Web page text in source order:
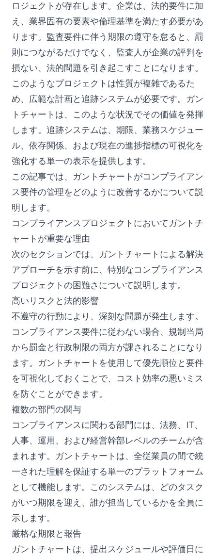
ロジェクトが存在します。企業は、法的要件に加
え、業界固有の要素や倫理基準を満たす必要があ
ります。監査要件に伴う期限の遵守を怠ると、罰
則につながるだけでなく、監査人が企業の評判を
損ない、法的問題を引き起こすことになります。
このようなプロジェクトは性質が複雑であるた
め、広範な計画と追跡システムが必要です。ガン
トチャートは、このような状況でその価値を発揮
します。追跡システムは、期限、業務スケジュー
ル、依存関係、および現在の進捗指標の可視化を
強化する単一の表示を提供します。
この記事では、ガントチャートがコンプライアン
ス要件の管理をどのように改善するかについて説
明します。
コンプライアンスプロジェクトにおいてガントチ
ャートが重要な理由
次のセクションでは、ガントチャートによる解決
アプローチを示す前に、特別なコンプライアンス
プロジェクトの困難さについて説明します。
高いリスクと法的影響
不遵守の行動により、深刻な問題が発生します。
コンプライアンス要件に従わない場合、規制当局
から罰金と行政制限の両方が課されることになり
ます。ガントチャートを使用して優先順位と要件
を可視化しておくことで、コスト効率の悪いミス
を防ぐことができます。
複数の部門の関与
コンプライアンスに関わる部門には、法務、IT、
人事、運用、および経営幹部レベルのチームが含
まれます。ガントチャートは、全従業員の間で統
一された理解を保証する単一のプラットフォーム
として機能します。このシステムは、どのタスク
がいつ期限を迎え、誰が担当しているかを全員に
示します。
厳格な期限と報告
ガントチャートは、提出スケジュールや評価日に